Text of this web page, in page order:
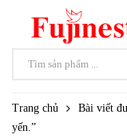
Trang chủ
Bài viết
yến.”